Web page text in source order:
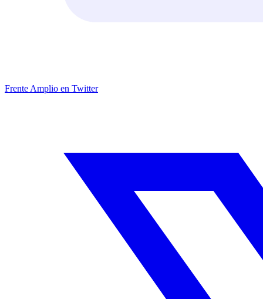
Frente Amplio en Twitter